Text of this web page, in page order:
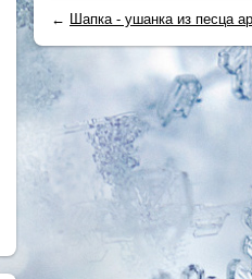
← Шапка - ушанка из песца